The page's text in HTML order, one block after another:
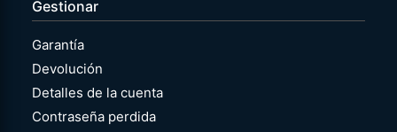
Gestionar
Garantía
Devolución
Detalles de la cuenta
Contraseña perdida